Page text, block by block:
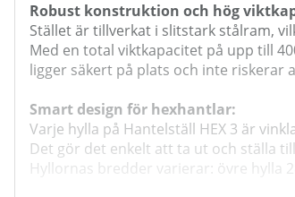
Robust konstruktion och hög
Stället är tillverkat i slitstark stålram,
Med en total viktkapacitet på upp till
ligger säkert på plats och inte riskerar
Smart design för hexhantlar:
Varje hylla på Hantelställ HEX 3 är
Det gör det enkelt att ta ut och ställa
Hyllornas bredder varierar: övre hylla